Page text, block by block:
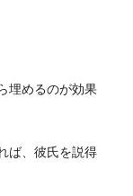
埋めるのが効果
ば、彼氏を説得